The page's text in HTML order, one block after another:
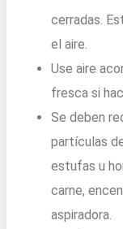
cerradas.
el aire.
Use aire
fresca si
Se deben
partículas
estufas u
carne,
aspiradora.